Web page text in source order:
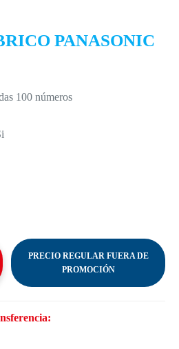
PANASONIC
100 números
PRECIO REGULAR FUERA DE
PROMOCIÓN